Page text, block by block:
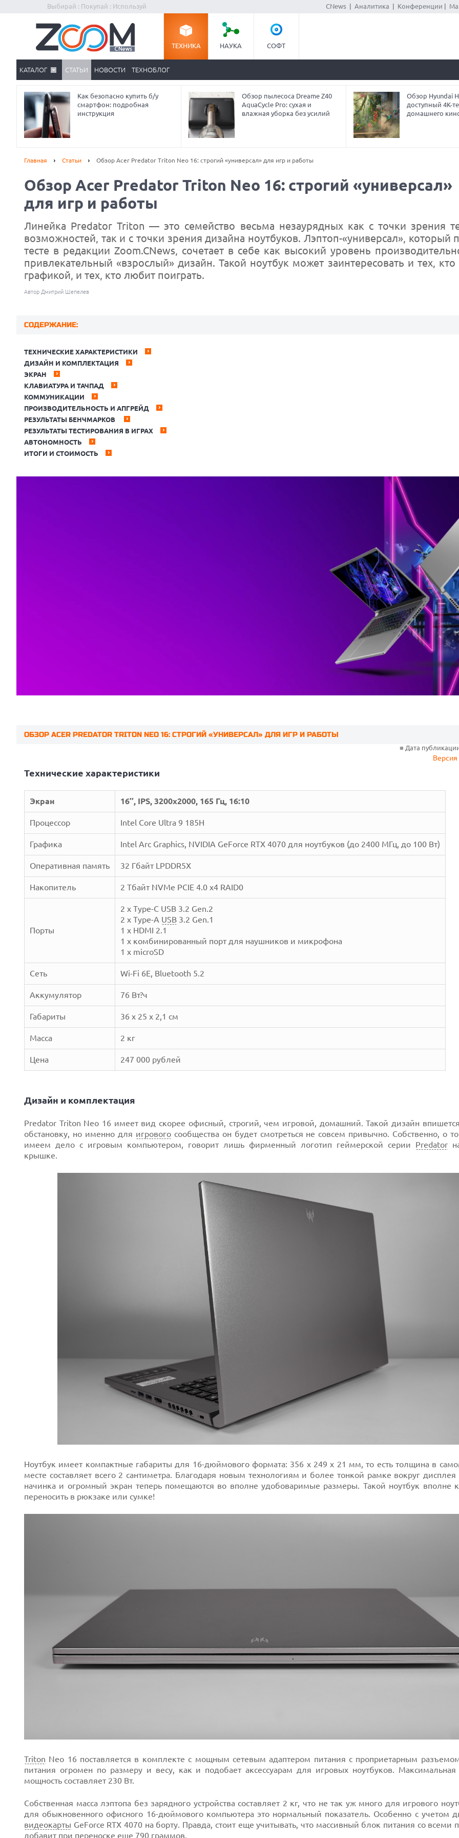
Выбирай : Покупай : Используй CNews| Аналитика Конференции
ТЕХНИКА НАУКА СОФТ
КАТАЛОГ СТАТЬИ НОВОСТИ ТЕХНОБЛОГ
Как безопасно купить б/у
смартфон: подробная
инструкция
Обзор пылесоса Dreame Z40
AquaCycle Pro: сухая и
влажная уборка без усилий
Обзор Hyundai
доступный 4K-
домашнего
Главная Статьи Обзор Acer Predator Triton Neo 16: строгий «универсал» для игр и работы
Обзор Acer Predator Triton Neo 16: строгий «универсал»
для игр и работы
Линейка Predator Triton — это семейство весьма незаурядных как с точки зрения
возможностей, так и с точки зрения дизайна ноутбуков. Лэптоп-«универсал», который
тесте в редакции Zoom.CNews, сочетает в себе как высокий уровень
привлекательный «взрослый» дизайн. Такой ноутбук может заинтересовать и тех, кто
графикой, и тех, кто любит поиграть.
Автор Дмитрий Шепелев
СОДЕРЖАНИЕ:
ТЕХНИЧЕСКИЕ ХАРАКТЕРИСТИКИ
ДИЗАЙН И КОМПЛЕКТАЦИЯ
ЭКРАН
КЛАВИАТУРА И ТАЧПАД
КОММУНИКАЦИИ
ПРОИЗВОДИТЕЛЬНОСТЬ И АПГРЕЙД
РЕЗУЛЬТАТЫ БЕНЧМАРКОВ
РЕЗУЛЬТАТЫ ТЕСТИРОВАНИЯ В ИГРАХ
АВТОНОМНОСТЬ
ИТОГИ И СТОИМОСТЬ
ОБЗОР ACER PREDATOR TRITON NEO 16: СТРОГИЙ «УНИВЕРСАЛ» ДЛЯ ИГР И РАБОТЫ
■ Дата
Версия
Технические характеристики
Экран 16’’, IPS, 3200x2000, 165 Гц, 16:10
Процессор Intel Core Ultra 9 185H
Графика Intel Arc Graphics, NVIDIA GeForce RTX 4070 для ноутбуков (до 2400 МГц, до 100 Вт)
Оперативная память 32 Гбайт LPDDR5X
Накопитель 2 Тбайт NVMe PCIE 4.0 x4 RAID0
Порты
2 x Type-С USB 3.2 Gen.2
2 x Type-A USB 3.2 Gen.1
1 x HDMI 2.1
1 x комбинированный порт для наушников и микрофона
1 x microSD
Сеть Wi-Fi 6Е, Bluetooth 5.2
Аккумулятор 76 Вт?ч
Габариты 36 x 25 x 2,1 см
Масса 2 кг
Цена 247 000 рублей
Дизайн и комплектация
Predator Triton Neo 16 имеет вид скорее офисный, строгий, чем игровой, домашний. Такой дизайн
обстановку, но именно для игровогосообщества он будет смотреться не совсем привычно. Собственно, о
имеем дело с игровым компьютером, говорит лишь фирменный логотип геймерской серии Predator
крышке.
Ноутбук имеет компактные габариты для 16-дюймового формата: 356 х 249 х 21 мм, то есть толщина в
месте составляет всего 2 сантиметра. Благодаря новым технологиям и более тонкой рамке вокруг дисплея
начинка и огромный экран теперь помещаются во вполне удобоваримые размеры. Такой ноутбук вполне
переносить в рюкзаке или сумке!
Triton Neo 16 поставляется в комплекте с мощным сетевым адаптером питания с проприетарным
питания огромен по размеру и весу, как и подобает аксессуарам для игровых ноутбуков. Максимальная
мощность составляет 230 Вт.
Собственная масса лэптопа без зарядного устройства составляет 2 кг, что не так уж много для игрового
для обыкновенного офисного 16-дюймового компьютера это нормальный показатель. Особенно с учетом
видеокарты GeForce RTX 4070 на борту. Правда, стоит еще учитывать, что массивный блок питания со всеми
добавит при переноске еще 790 граммов.
Prev
Next